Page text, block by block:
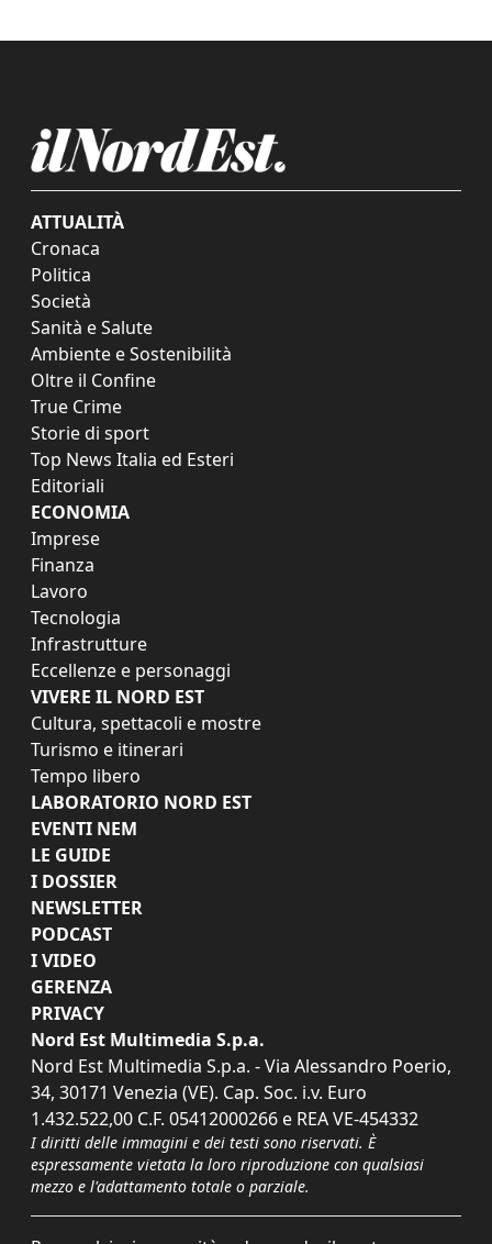
ATTUALITÀ
Cronaca
Politica
Società
Sanità e Salute
Ambiente e Sostenibilità
Oltre il Confine
True Crime
Storie di sport
Top News Italia ed Esteri
Editoriali
ECONOMIA
Imprese
Finanza
Lavoro
Tecnologia
Infrastrutture
Eccellenze e personaggi
VIVERE IL NORD EST
Cultura, spettacoli e mostre
Turismo e itinerari
Tempo libero
LABORATORIO NORD EST
EVENTI NEM
LE GUIDE
I DOSSIER
NEWSLETTER
PODCAST
I VIDEO
GERENZA
PRIVACY
Nord Est Multimedia S.p.a.
Nord Est Multimedia S.p.a. - Via Alessandro Poerio,
34, 30171 Venezia (VE). Cap. Soc. i.v. Euro
1.432.522,00 C.F. 05412000266 e REA VE-454332
I diritti delle immagini e dei testi sono riservati. È
espressamente vietata la loro riproduzione con qualsiasi
mezzo e l'adattamento totale o parziale.